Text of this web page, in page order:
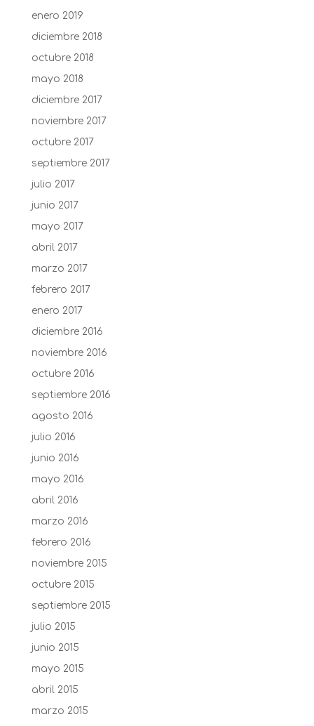
enero 2019
diciembre 2018
octubre 2018
mayo 2018
diciembre 2017
noviembre 2017
octubre 2017
septiembre 2017
julio 2017
junio 2017
mayo 2017
abril 2017
marzo 2017
febrero 2017
enero 2017
diciembre 2016
noviembre 2016
octubre 2016
septiembre 2016
agosto 2016
julio 2016
junio 2016
mayo 2016
abril 2016
marzo 2016
febrero 2016
noviembre 2015
octubre 2015
septiembre 2015
julio 2015
junio 2015
mayo 2015
abril 2015
marzo 2015